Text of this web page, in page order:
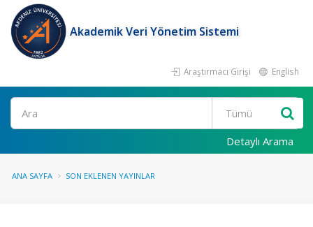
Akademik Veri Yönetim Sistemi
Araştırmacı Girişi English
Ara
Detaylı Arama
ANA SAYFA SON EKLENEN YAYINLAR